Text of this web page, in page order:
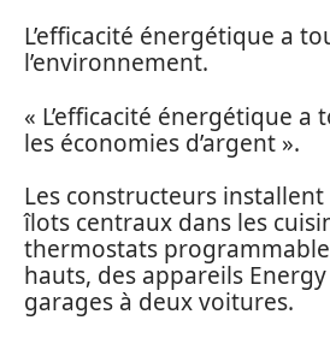
L’efficacité énergétique a
l’environnement.
« L’efficacité énergétique a
les économies d’argent ».
Les constructeurs
îlots centraux dans les
thermostats
hauts, des appareils
garages à deux voitures.